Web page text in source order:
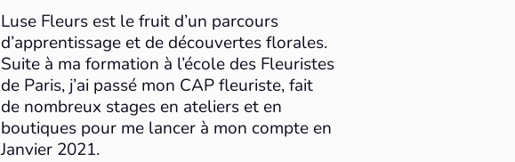
Luse Fleurs est le fruit d’un parcours
d’apprentissage et de découvertes florales.
Suite à ma formation à l’école des Fleuristes
de Paris, j’ai passé mon CAP fleuriste, fait
de nombreux stages en ateliers et en
boutiques pour me lancer à mon compte en
Janvier 2021.